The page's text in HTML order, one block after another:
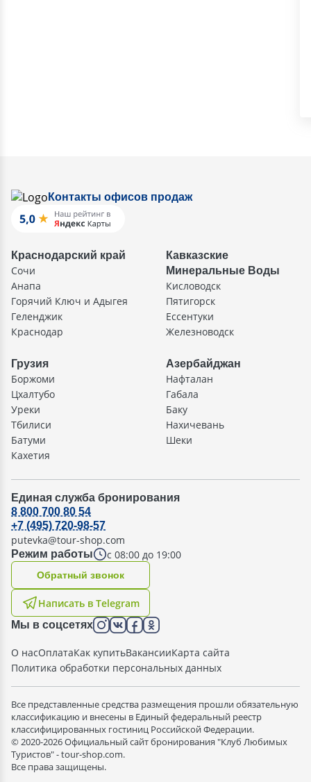
Контакты офисов продаж
Краснодарский край
Сочи
Анапа
Горячий Ключ и Адыгея
Геленджик
Краснодар
Кавказские
Минеральные Воды
Кисловодск
Пятигорск
Ессентуки
Железноводск
Грузия
Боржоми
Цхалтубо
Уреки
Тбилиси
Батуми
Кахетия
Азербайджан
Нафталан
Габала
Баку
Нахичевань
Шеки
Единая служба бронирования
Режим работы с 08:00 до 19:00
8 800 700 80 54
+7 (495) 720-98-57
putevka@tour-shop.com
Написать в Telegram
Oбратный звонок
Мы в соцсетях
О насОплатаКак купитьВакансииКарта сайта
Политика обработки персональных данных
Все представленные средства размещения прошли обязательную
классификацию и внесены в Единый федеральный реестр
классифицированных гостиниц Российской Федерации.
© 2020-2026 Официальный сайт бронирования "Клуб Любимых
Туристов" - tour-shop.com.
Все права защищены.